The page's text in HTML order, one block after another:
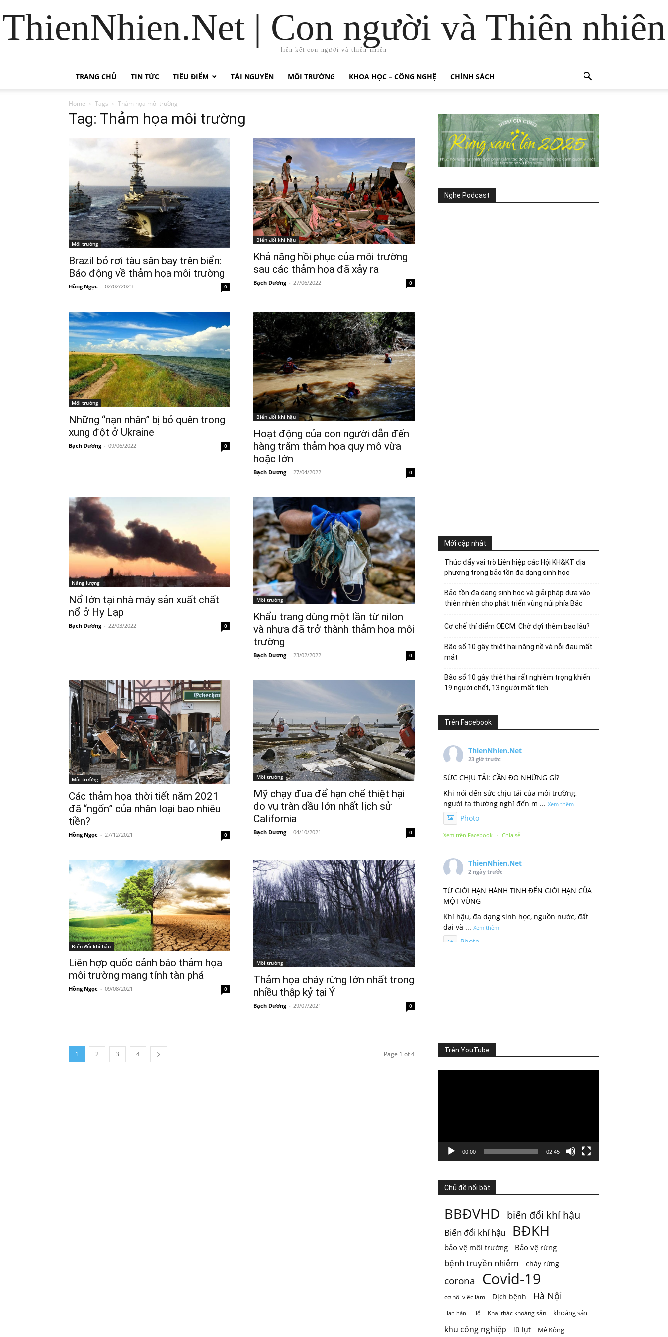
ThienNhien.Net | Con người và Thiên nhiên
liên kết con người và thiên nhiên
TRANG CHỦ TIN TỨC TIÊU ĐIỂM TÀI NGUYÊN MÔI TRƯỜNG KHOA HỌC – CÔNG NGHỆ CHÍNH SÁCH
Home Tags Thảm họa môi trường
Tag: Thảm họa môi trường
Môi trường
Brazil bỏ rơi tàu sân bay trên biển:
Báo động về thảm họa môi trường
Hồng Ngọc - 02/02/2023 0
Biến đổi khí hậu
Khả năng hồi phục của môi trường
sau các thảm họa đã xảy ra
Bạch Dương - 27/06/2022 0
Môi trường
Những “nạn nhân” bị bỏ quên trong
xung đột ở Ukraine
Bạch Dương - 09/06/2022 0
Biến đổi khí hậu
Hoạt động của con người dẫn đến
hàng trăm thảm họa quy mô vừa
hoặc lớn
Bạch Dương - 27/04/2022 0
Năng lượng
Nổ lớn tại nhà máy sản xuất chất
nổ ở Hy Lạp
Bạch Dương - 22/03/2022 0
Môi trường
Khẩu trang dùng một lần từ nilon
và nhựa đã trở thành thảm họa môi
trường
Bạch Dương - 23/02/2022 0
Môi trường
Các thảm họa thời tiết năm 2021
đã “ngốn” của nhân loại bao nhiêu
tiền?
Hồng Ngọc - 27/12/2021 0
Môi trường
Mỹ chạy đua để hạn chế thiệt hại
do vụ tràn dầu lớn nhất lịch sử
California
Bạch Dương - 04/10/2021 0
Biến đổi khí hậu
Liên hợp quốc cảnh báo thảm họa
môi trường mang tính tàn phá
Hồng Ngọc - 09/08/2021 0
Môi trường
Thảm họa cháy rừng lớn nhất trong
nhiều thập kỷ tại Ý
Bạch Dương - 29/07/2021 0
1 2 3 4 Page 1 of 4
Nghe Podcast
Mới cập nhật
Thúc đẩy vai trò Liên hiệp các Hội KH&KT địa
phương trong bảo tồn đa dạng sinh học
Bảo tồn đa dạng sinh học và giải pháp dựa vào
thiên nhiên cho phát triển vùng núi phía Bắc
Cơ chế thí điểm OECM: Chờ đợi thêm bao lâu?
Bão số 10 gây thiệt hại nặng nề và nỗi đau mất
mát
Bão số 10 gây thiệt hại rất nghiêm trọng khiến
19 người chết, 13 người mất tích
Trên Facebook
ThienNhien.Net
23 giờ trước
SỨC CHỊU TẢI: CẦN ĐO NHỮNG GÌ?
Khi nói đến sức chịu tải của môi trường,
người ta thường nghĩ đến m ... Xem thêm
Photo
Xem trên Facebook · Chia sẻ
ThienNhien.Net
2 ngày trước
TỪ GIỚI HẠN HÀNH TINH ĐẾN GIỚI HẠN CỦA
MỘT VÙNG
Khí hậu, đa dạng sinh học, nguồn nước, đất
đai và ... Xem thêm
Photo
Photo
Xem trên Facebook · Chia sẻ
Nước từ sông được dùng cho sinh hoạt, tưới
ti ...Xem thêm
Xem trên Facebook · Chia sẻ
5 ngày trước
Mai Châu mùa em thơm nếp xôi
Chỉ một câu thơ của Quang Dũng cũng đủ để
đưa Mai Châu trở thành một
Trên YouTube
00:00 02:45
Chủ đề nổi bật
BBĐVHD biến đổi khí hậu
Biến đổi khí hậu BĐKH
bảo vệ môi trường Bảo vệ rừng
bệnh truyền nhiễm cháy rừng
corona Covid-19
cơ hội việc làm Dịch bệnh Hà Nội
Hạn hán Hổ Khai thác khoáng sản khoáng sản
khu công nghiệp lũ lụt Mê Kông